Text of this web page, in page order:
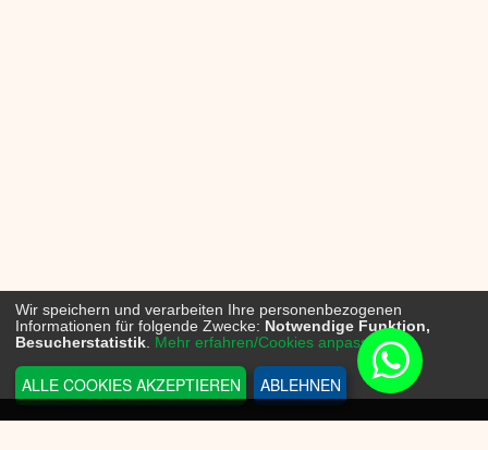
Wir speichern und verarbeiten Ihre personenbezogenen
Informationen für folgende Zwecke: Notwendige Funktion,
Besucherstatistik Mehr erfahren/Cookies anpassen...
ALLE COOKIES AKZEPTIEREN ABLEHNEN